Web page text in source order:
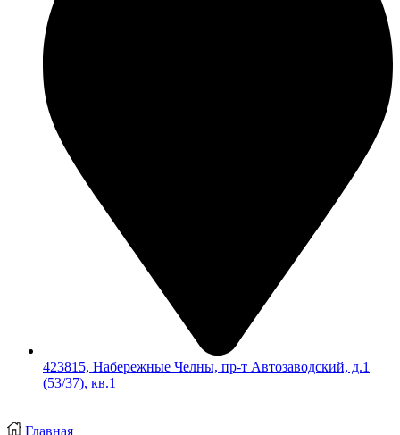
423815, Набережные Челны, пр-т Автозаводский, д.1
(53/37), кв.1
Главная